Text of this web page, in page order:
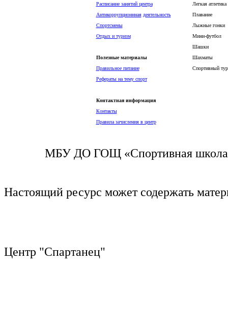
Расписание занятий центра
Антикоррупционнная деятельность
Спортсмены
Отдых и туризм
Полезные материалы
Правильное питание
Рефераты на тему спорт
Контактная информация
Контакты
Правила зачисления в центр
Легкая атлетика
Плавание
Лыжные гонки
Мини-футбол
Шашки
Шахматы
Спортивный
МБУ ДО ГОЩ «Спортивная школа
Настоящий ресурс может содержать
Центр "Спартанец"